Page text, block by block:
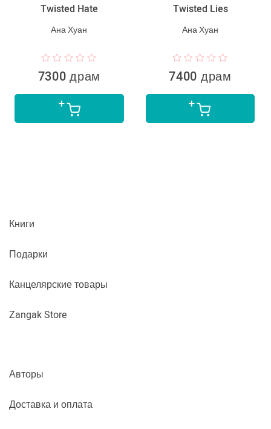
Twisted Hate
Ана Хуан
7300 драм
Twisted Lies
Ана Хуан
7400 драм
Книги
Подарки
Канцелярские товары
Zangak Store
Авторы
Доставка и оплата